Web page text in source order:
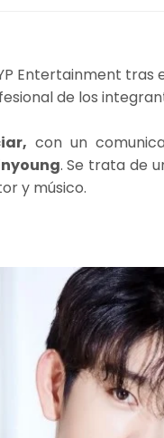
Entertainment
de los
con un
. Se trata de
y músico.